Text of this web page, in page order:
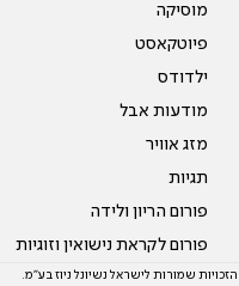
מוסיקה
פיוטקאסט
ילדודס
מודעות אבל
מזג אוויר
תגיות
פורום הריון ולידה
פורום לקראת נישואין וזוגיות
שמורות לישראל נשיונל ניוז בע"מ.